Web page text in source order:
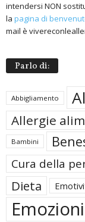
intendersi NON
la pagina di
mail è
Parlo di:
Abbigliamento
Allergie
Bambini
Cura della
Dieta